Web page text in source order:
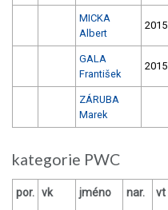
MICKA
Albert
2015
GALA
František
2015
ZÁRUBA
Marek
kategorie PWC
por. vk jméno nar. vt